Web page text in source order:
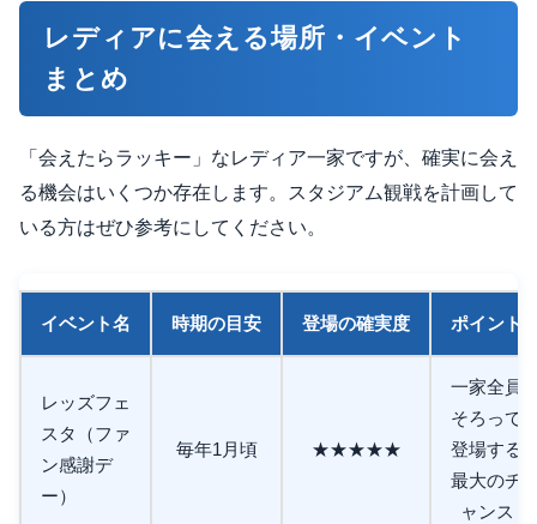
レディアに会える場所・イベント
まとめ
「会えたらラッキー」なレディア一家ですが、確実に会え
る機会はいくつか存在します。スタジアム観戦を計画して
いる方はぜひ参考にしてください。
イベント名 時期の目安 登場の確実度 ポイント
レッズフェ
スタ（ファ
ン感謝デ
ー）
毎年1月頃 ★★★★★
一家全員
そろって
登場する
最大のチ
ャンス